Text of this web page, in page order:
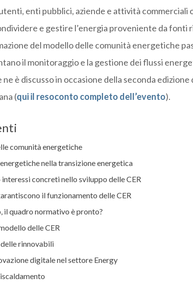
enti pubblici, aziende e attività commerciali
e gestire l’energia proveniente da fonti
del modello delle comunità energetiche
il monitoraggio e la gestione dei flussi
è discusso in occasione della seconda edizione
(qui il resoconto completo dell’evento).
comunità energetiche
nella transizione energetica
concreti nello sviluppo delle CER
il funzionamento delle CER
il quadro normativo è pronto?
delle CER
rinnovabili
digitale nel settore Energy